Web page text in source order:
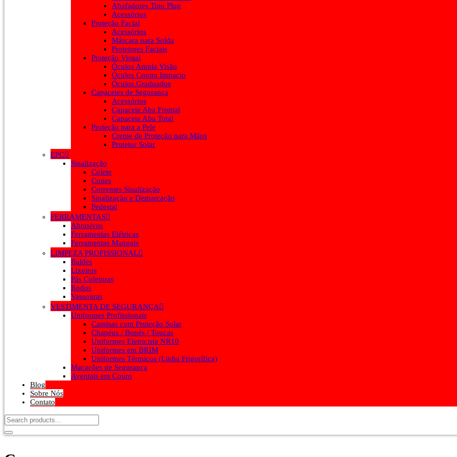
Abafadores Tipo Plug
Acessórios
Proteção Facial
Acessórios
Máscara para Solda
Protetores Faciais
Proteção Visual
Óculos Ampla Visão
Óculos Contra Impacto
Óculos Graduados
Capacetes de Segurança
Acessórios
Capacete Aba Frontal
Capacete Aba Total
Proteção para a Pele
Creme de Proteção para Mãos
Protetor Solar
EPC
Sinalização
Colete
Cones
Correntes Sinalização
Sinalização e Demarcação
Pedestal
FERRAMENTAS
Abrasivos
Ferramentas Elétricas
Ferramentas Manuais
LIMPEZA PROFISSIONAL
Baldes
Lixeiros
Pás Coletoras
Rodos
Vassouras
VESTIMENTA DE SEGURANÇA
Uniformes Profissionais
Camisas com Proteção Solar
Chapéus / Bonés / Toucas
Uniformes Eletricista NR10
Uniformes em BRIM
Uniformes Térmicos (Linha Frigorífica)
Macacões de Segurança
Aventais em Couro
Blog
Sobre Nós
Contato